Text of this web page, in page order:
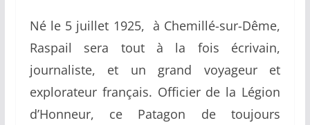
Né le 5 juillet 1925, à Chemillé-sur-Dême,
Raspail sera tout à la fois écrivain,
journaliste, et un grand voyageur et
explorateur français. Officier de la Légion
d’Honneur, ce Patagon de toujours